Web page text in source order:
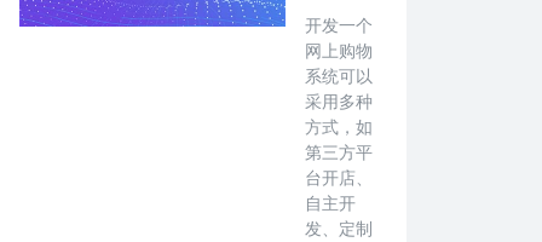
开发一个
网上购物
系统可以
采用多种
方式，如
第三方平
台开店、
自主开
发、定制